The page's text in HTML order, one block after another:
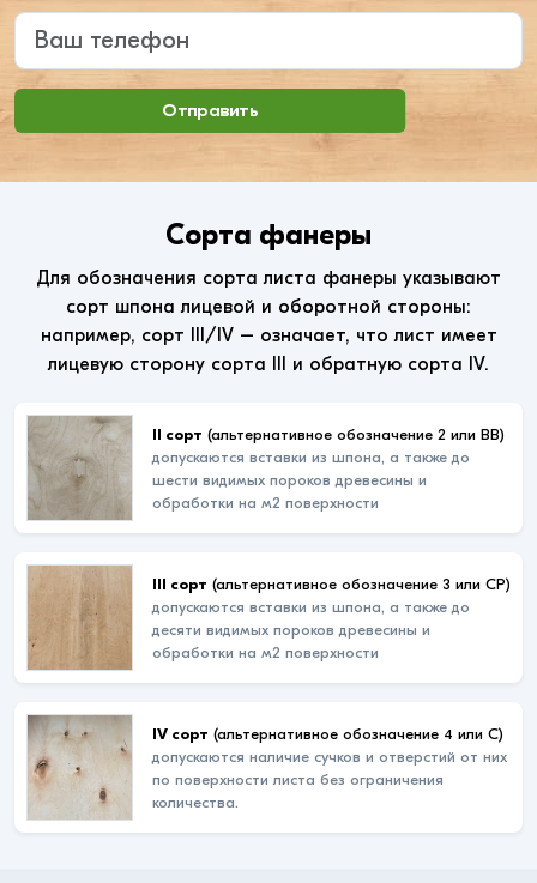
Ваш телефон
Отправить
Сорта фанеры
Для обозначения сорта листа фанеры указывают
сорт шпона лицевой и оборотной стороны:
например, сорт III/IV – означает, что лист имеет
лицевую сторону сорта III и обратную сорта IV.
II сорт (альтернативное обозначение 2 или ВВ)
допускаются вставки из шпона, а также до
шести видимых пороков древесины и
обработки на м2 поверхности
III сорт (альтернативное обозначение 3 или СР)
допускаются вставки из шпона, а также до
десяти видимых пороков древесины и
обработки на м2 поверхности
IV сорт (альтернативное обозначение 4 или С)
допускаются наличие сучков и отверстий от них
по поверхности листа без ограничения
количества.